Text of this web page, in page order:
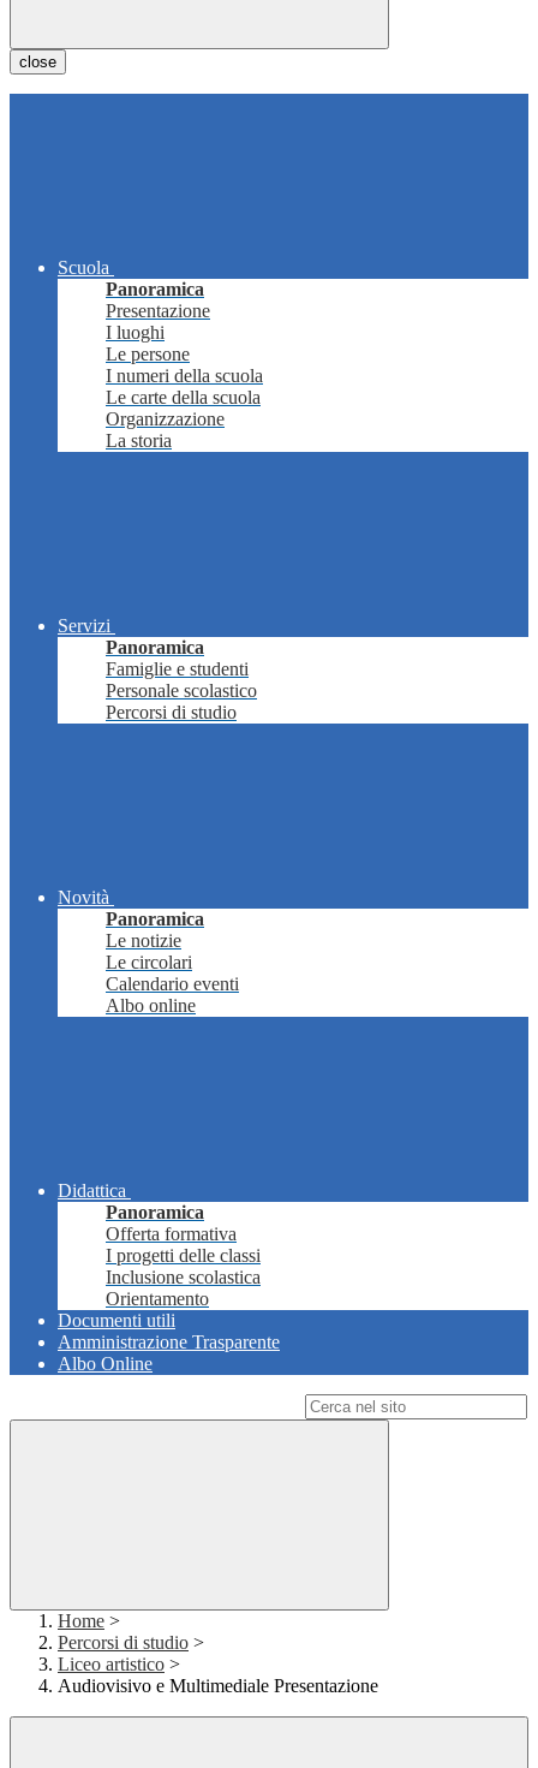
close
Scuola
Panoramica
Presentazione
I luoghi
Le persone
I numeri della scuola
Le carte della scuola
Organizzazione
La storia
Servizi
Panoramica
Famiglie e studenti
Personale scolastico
Percorsi di studio
Novità
Panoramica
Le notizie
Le circolari
Calendario eventi
Albo online
Didattica
Panoramica
Offerta formativa
I progetti delle classi
Inclusione scolastica
Orientamento
Documenti utili
Amministrazione Trasparente
Albo Online
Home >
Percorsi di studio >
Liceo artistico >
Audiovisivo e Multimediale Presentazione